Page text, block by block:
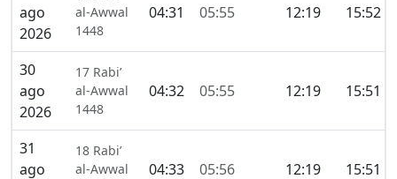
ago
2026
al-Awwal
1448
04:31 05:55 12:19 15:52
30
ago
2026
17 Rabi’
al-Awwal
1448
04:32 05:55 12:19 15:51
31
ago
18 Rabi’
al-Awwal
04:33 05:56 12:19 15:51